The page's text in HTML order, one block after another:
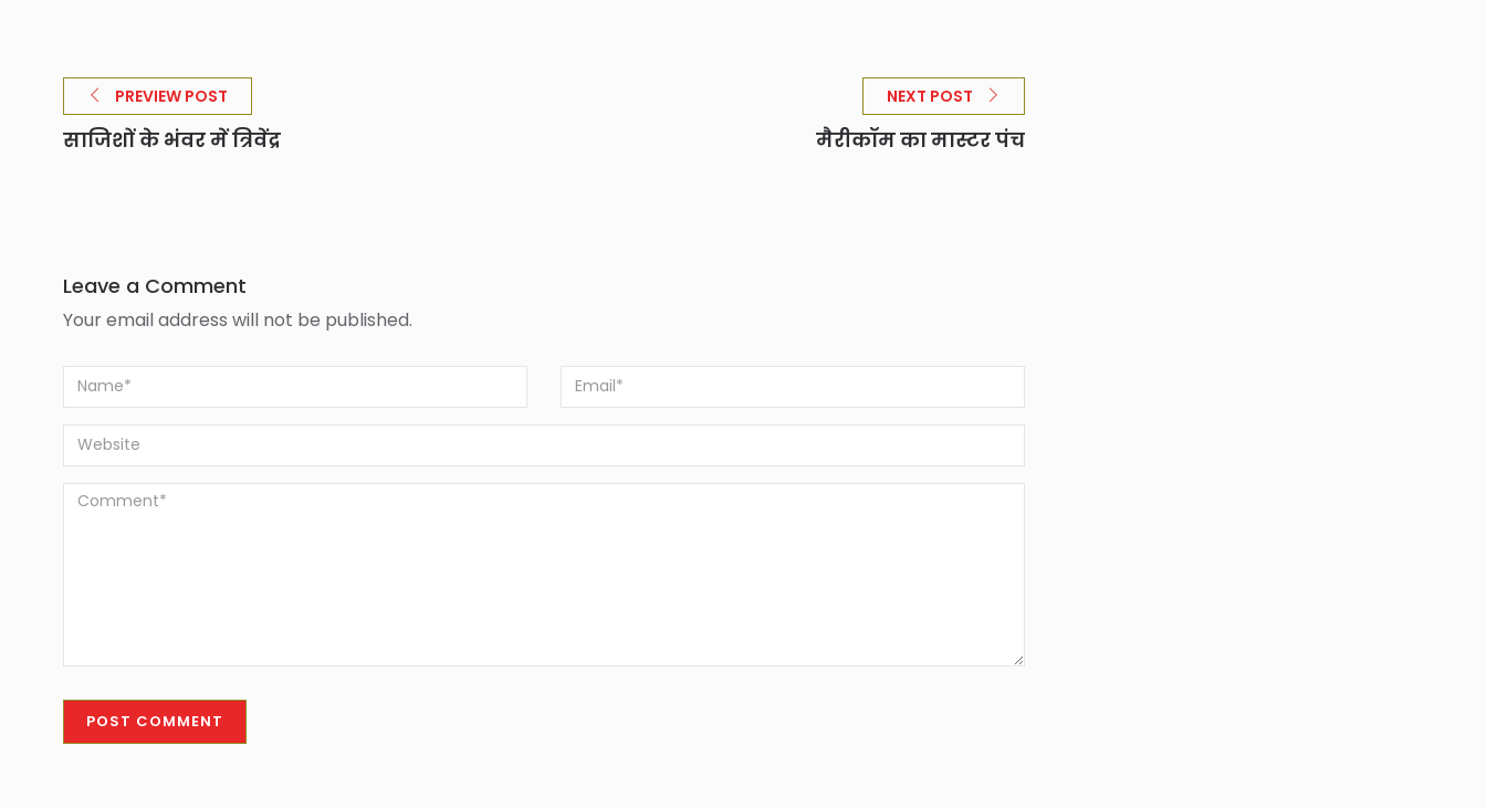
PREVIEW POST
साजिशों के भंवर में त्रिवेंद्र
NEXT POST
मैरीकॉम का मास्टर पंच
Leave a Comment
Your email address will not be published.